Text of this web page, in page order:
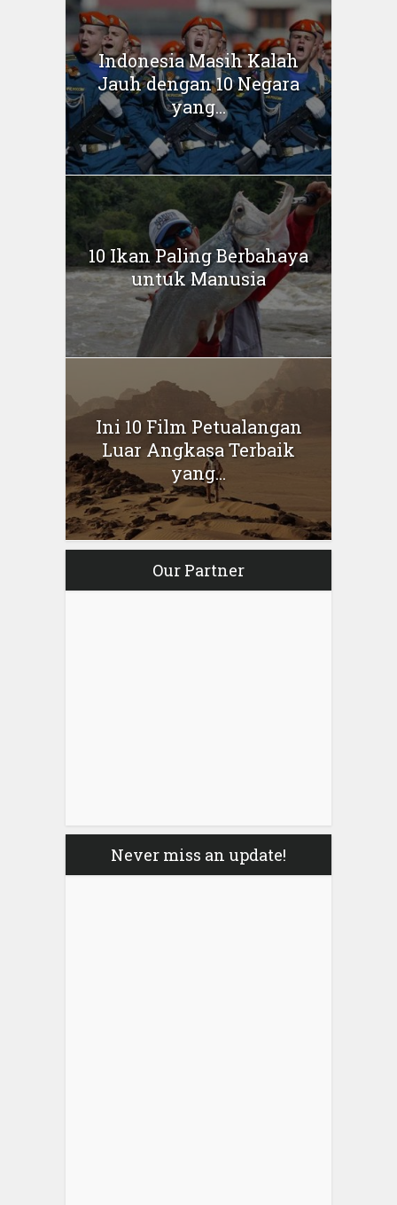
Indonesia Masih Kalah
Jauh dengan 10 Negara
yang...
10 Ikan Paling Berbahaya
untuk Manusia
Ini 10 Film Petualangan
Luar Angkasa Terbaik
yang...
Our Partner
Never miss an update!